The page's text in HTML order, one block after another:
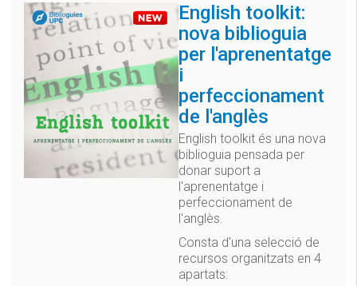
English toolkit:
nova biblioguia
per l'aprenentatge
i
perfeccionament
de l'anglès
English toolkit és una nova
biblioguia pensada per
donar suport a
l'aprenentatge i
perfeccionament de
l'anglès.
Consta d'una selecció de
recursos organitzats en 4
apartats: